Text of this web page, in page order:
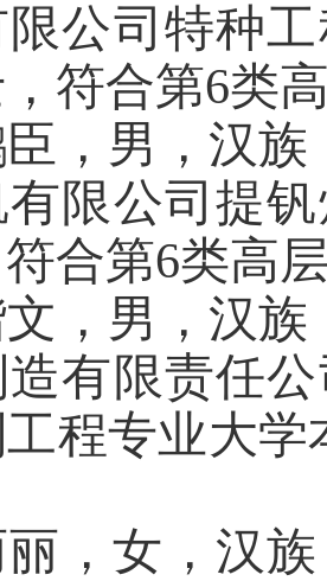
公司特种
符合第6类
， 男 ，汉族
限公司提
合第6类高
文，男，汉族
有限责任
程专业大
，女，汉